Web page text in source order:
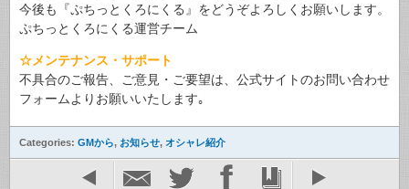
今後も『ぷちっとくろにくる』をどうぞよろしくお願いします。
ぷちっとくろにくる運営チーム
☆メンテナンス・サポート
不具合のご報告、ご意見・ご要望は、公式サイトのお問い合わせ
フォームよりお願いいたします｡
Categories: GMから, お知らせ, オシャレ紹介